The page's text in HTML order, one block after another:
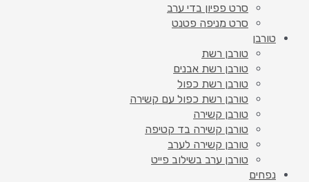
סרט פפיון בדי ערב
סרט מניפה פטנט
טורבן
טורבן רשת
טורבן רשת אבנים
טורבן רשת כפול
טורבן רשת כפול עם קשירה
טורבן קשירה
טורבן קשירה בד קטיפה
טורבן קשירה לערב
טורבן ערב בשילוב פייט
נפחים